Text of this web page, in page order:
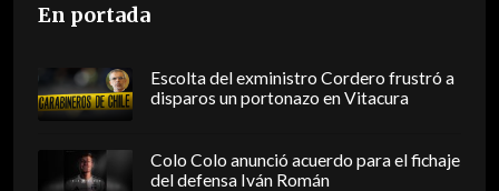
En portada
Escolta del exministro Cordero frustró a
disparos un portonazo en Vitacura
Colo Colo anunció acuerdo para el fichaje
del defensa Iván Román